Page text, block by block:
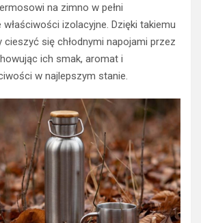
na zimno w pełni
izolacyjne. Dzięki takiemu
cieszyć się chłodnymi napojami przez
ich smak, aromat i
w najlepszym stanie.